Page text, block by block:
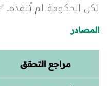
لكن الحكومة لم تُنفذه.
المصادر
مراجع التحقق